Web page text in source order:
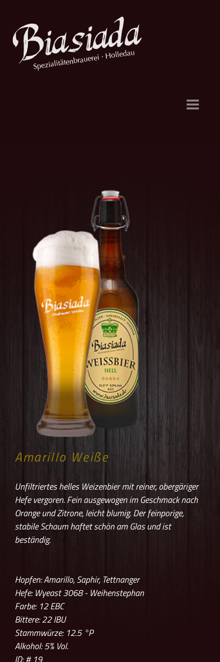
Amarillo Weiße
Unfiltriertes helles Weizenbier mit reiner, obergäriger
Hefe vergoren. Fein ausgewogen im Geschmack nach
Orange und Zitrone, leicht blumig. Der feinporige,
stabile Schaum haftet schön am Glas und ist
beständig.
Hopfen: Amarillo, Saphir, Tettnanger
Hefe: Wyeast 3068 - Weihenstephan
Farbe: 12EBC
Bittere: 22IBU
Stammwürze: 12.5 °P
Alkohol: 5% Vol.
ID: # 19